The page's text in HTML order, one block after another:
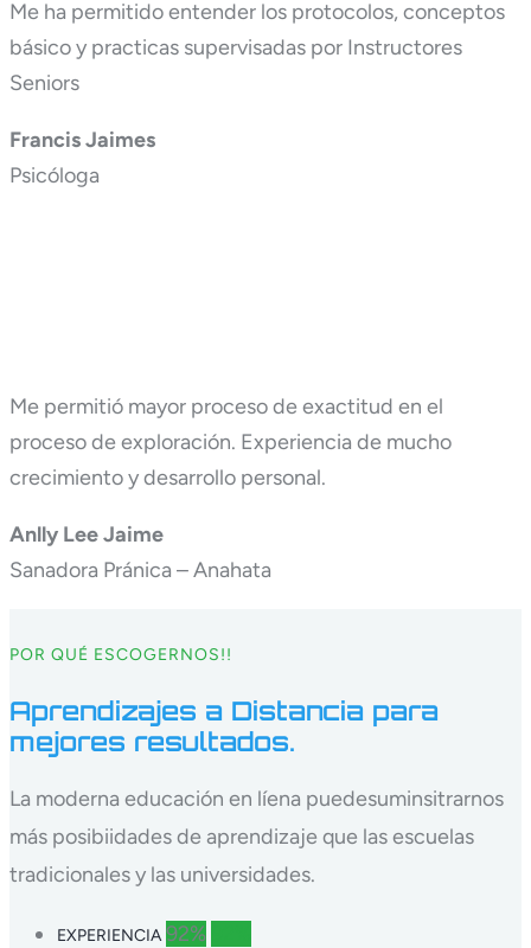
Me ha permitido entender los protocolos, conceptos
básico y practicas supervisadas por Instructores
Seniors
Francis Jaimes
Psicóloga
Me permitió mayor proceso de exactitud en el
proceso de exploración. Experiencia de mucho
crecimiento y desarrollo personal.
Anlly Lee Jaime
Sanadora Pránica – Anahata
POR QUÉ ESCOGERNOS!!
Aprendizajes a Distancia para
mejores resultados.
La moderna educación en líena puedesuminsitrarnos
más posibiidades de aprendizaje que las escuelas
tradicionales y las universidades.
EXPERIENCIA 92%